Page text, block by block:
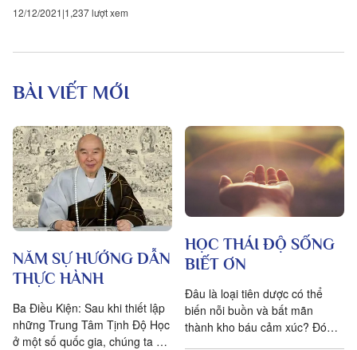
12/12/2021 1,237 lượt xem
BÀI VIẾT MỚI
NĂM SỰ HƯỚNG DẪN
THỰC HÀNH
Ba Điều Kiện: Sau khi thiết lập
những Trung Tâm Tịnh Độ Học
ở một số quốc gia, chúng ta đặt
HỌC THÁI ĐỘ SỐNG
BIẾT ƠN
Đâu là loại tiên dược có thể
biến nỗi buồn và bất mãn
thành kho báu cảm xúc? Đó